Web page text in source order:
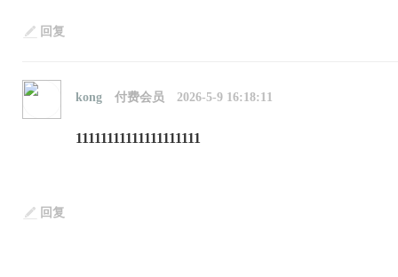
回复
kong 付费会员 2026-5-9 16:18:11
11111111111111111111
回复